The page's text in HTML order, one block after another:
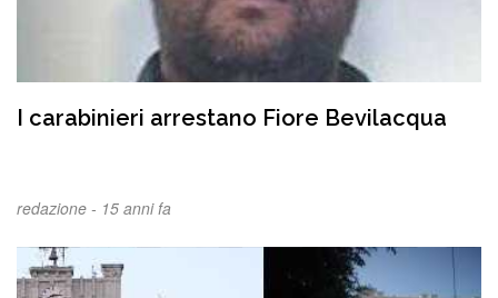
I carabinieri arrestano Fiore Bevilacqua
redazione - 15 anni fa